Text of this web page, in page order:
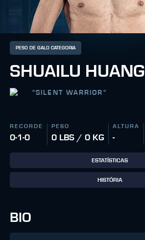
PESO DE GALO CATEGORIA
SHUAILU HUANG
"SILENT WARRIOR "
RECORDE
0-1-0
PESO
0 LBS / 0 KG
ALTURA
-
ESTATÍSTICAS
HISTÓRIA
BIO